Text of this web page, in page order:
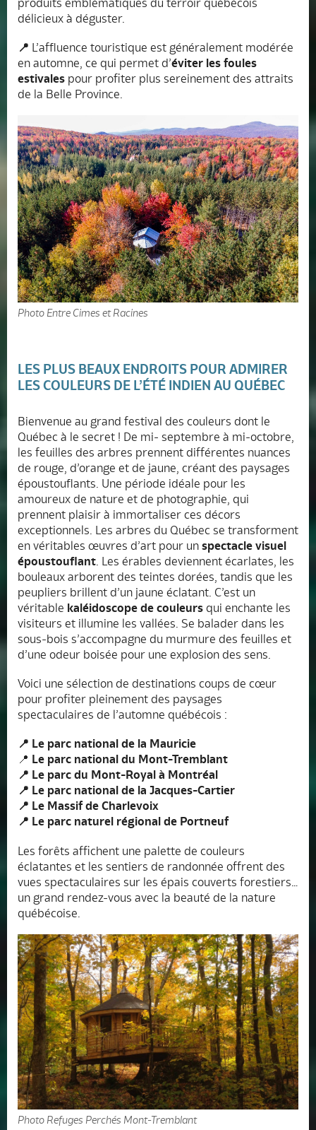
délicieux à déguster.
📍 L’affluence touristique est généralement modérée
en automne, ce qui permet d’éviter les foules
estivales pour profiter plus sereinement des attraits
de la Belle Province.
Photo Entre Cimes et Racines
LES PLUS BEAUX ENDROITS POUR ADMIRER
LES COULEURS DE L’ÉTÉ INDIEN AU QUÉBEC
Bienvenue au grand festival des couleurs dont le
Québec à le secret ! De mi- septembre à mi-octobre,
les feuilles des arbres prennent différentes nuances
de rouge, d’orange et de jaune, créant des paysages
époustouflants. Une période idéale pour les
amoureux de nature et de photographie, qui
prennent plaisir à immortaliser ces décors
exceptionnels. Les arbres du Québec se transforment
en véritables œuvres d’art pour un spectacle visuel
époustouflant. Les érables deviennent écarlates, les
bouleaux arborent des teintes dorées, tandis que les
peupliers brillent d’un jaune éclatant. C’est un
véritable kaléidoscope de couleurs qui enchante les
visiteurs et illumine les vallées. Se balader dans les
sous-bois s’accompagne du murmure des feuilles et
d’une odeur boisée pour une explosion des sens.
Voici une sélection de destinations coups de cœur
pour profiter pleinement des paysages
spectaculaires de l’automne québécois :
📍 Le parc national de la Mauricie
📍 Le parc national du Mont-Tremblant
📍 Le parc du Mont-Royal à Montréal
📍 Le parc national de la Jacques-Cartier
📍 Le Massif de Charlevoix
📍 Le parc naturel régional de Portneuf
Les forêts affichent une palette de couleurs
éclatantes et les sentiers de randonnée offrent des
vues spectaculaires sur les épais couverts forestiers…
un grand rendez-vous avec la beauté de la nature
québécoise.
Photo Refuges Perchés Mont-Tremblant